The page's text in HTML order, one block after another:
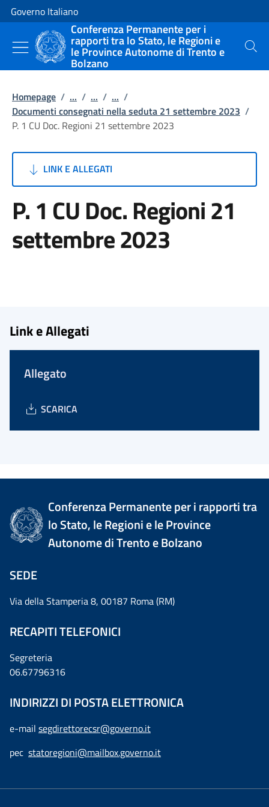
Vai al contenuto
Vai alla navigazione del sito
Governo Italiano
Conferenza Permanente per i
rapporti tra lo Stato, le Regioni e
le Province Autonome di Trento e
Bolzano
Cerca
Homepage / ... / ... / ... /
Documenti consegnati nella seduta 21 settembre 2023 /
P. 1 CU Doc. Regioni 21 settembre 2023
LINK E ALLEGATI
P. 1 CU Doc. Regioni 21
settembre 2023
Link e Allegati
Allegato
SCARICA
Conferenza Permanente per i rapporti tra
lo Stato, le Regioni e le Province
Autonome di Trento e Bolzano
SEDE
Via della Stamperia 8, 00187 Roma (RM)
RECAPITI TELEFONICI
Segreteria
06.67796316
INDIRIZZI DI POSTA ELETTRONICA
e-mail segdirettorecsr@governo.it
pec statoregioni@mailbox.governo.it